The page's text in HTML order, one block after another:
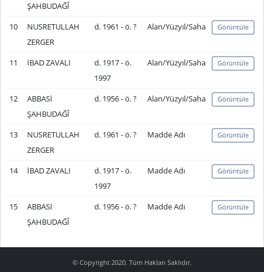
ŞAHBUDAĞÎ
10
NUSRETULLAH
ZERGER
d. 1961 - ö. ? Alan/Yüzyıl/Saha Görüntüle
11 İBAD ZAVALI
d. 1917 - ö.
1997
Alan/Yüzyıl/Saha Görüntüle
12
ABBASİ
ŞAHBUDAĞÎ
d. 1956 - ö. ? Alan/Yüzyıl/Saha Görüntüle
13
NUSRETULLAH
ZERGER
d. 1961 - ö. ? Madde Adı Görüntüle
14 İBAD ZAVALI
d. 1917 - ö.
1997
Madde Adı Görüntüle
15
ABBASİ
ŞAHBUDAĞÎ
d. 1956 - ö. ? Madde Adı Görüntüle
© Copyright 2020. Tüm Hakları Saklıdır.